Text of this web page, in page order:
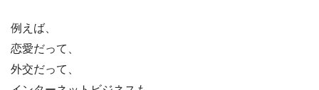
例えば、
恋愛だって、
外交だって、